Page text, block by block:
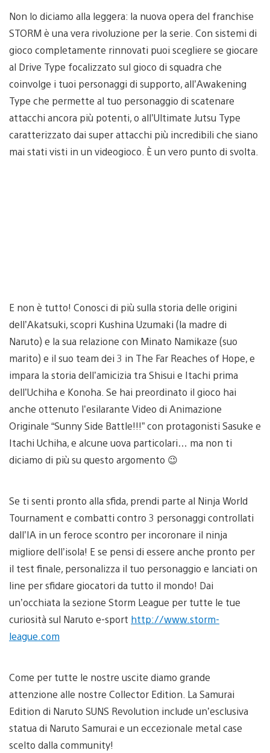
Non lo diciamo alla leggera: la nuova opera del franchise
STORM è una vera rivoluzione per la serie. Con sistemi di
gioco completamente rinnovati puoi scegliere se giocare
al Drive Type focalizzato sul gioco di squadra che
coinvolge i tuoi personaggi di supporto, all’Awakening
Type che permette al tuo personaggio di scatenare
attacchi ancora più potenti, o all’Ultimate Jutsu Type
caratterizzato dai super attacchi più incredibili che siano
mai stati visti in un videogioco. È un vero punto di svolta.
E non è tutto! Conosci di più sulla storia delle origini
dell’Akatsuki, scopri Kushina Uzumaki (la madre di
Naruto) e la sua relazione con Minato Namikaze (suo
marito) e il suo team dei 3 in The Far Reaches of Hope, e
impara la storia dell’amicizia tra Shisui e Itachi prima
dell’Uchiha e Konoha. Se hai preordinato il gioco hai
anche ottenuto l’esilarante Video di Animazione
Originale “Sunny Side Battle!!!” con protagonisti Sasuke e
Itachi Uchiha, e alcune uova particolari… ma non ti
diciamo di più su questo argomento 😉
Se ti senti pronto alla sfida, prendi parte al Ninja World
Tournament e combatti contro 3 personaggi controllati
dall’IA in un feroce scontro per incoronare il ninja
migliore dell’isola! E se pensi di essere anche pronto per
il test finale, personalizza il tuo personaggio e lanciati on
line per sfidare giocatori da tutto il mondo! Dai
un’occhiata la sezione Storm League per tutte le tue
curiosità sul Naruto e-sport http://www.storm-
league.com
Come per tutte le nostre uscite diamo grande
attenzione alle nostre Collector Edition. La Samurai
Edition di Naruto SUNS Revolution include un’esclusiva
statua di Naruto Samurai e un eccezionale metal case
scelto dalla community!